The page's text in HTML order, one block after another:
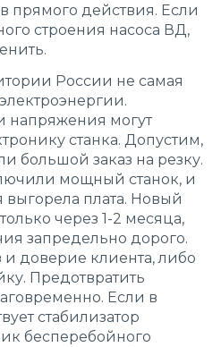
прямого действия. Если
строения насоса ВД,
России не самая
напряжения могут
станка. Допустим,
большой заказ на резку.
мощный станок, и
выгорела плата. Новый
через 1-2 месяца,
запредельно дорого.
и доверие клиента, либо
Предотвратить
Если в
стабилизатор
бесперебойного